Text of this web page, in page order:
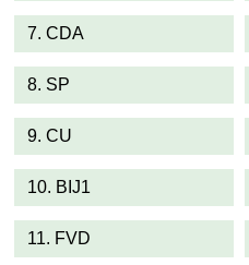
7. CDA
8. SP
9. CU
10. BIJ1
11. FVD